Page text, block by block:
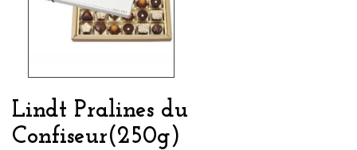
Lindt Pralines du
Confiseur(250g)